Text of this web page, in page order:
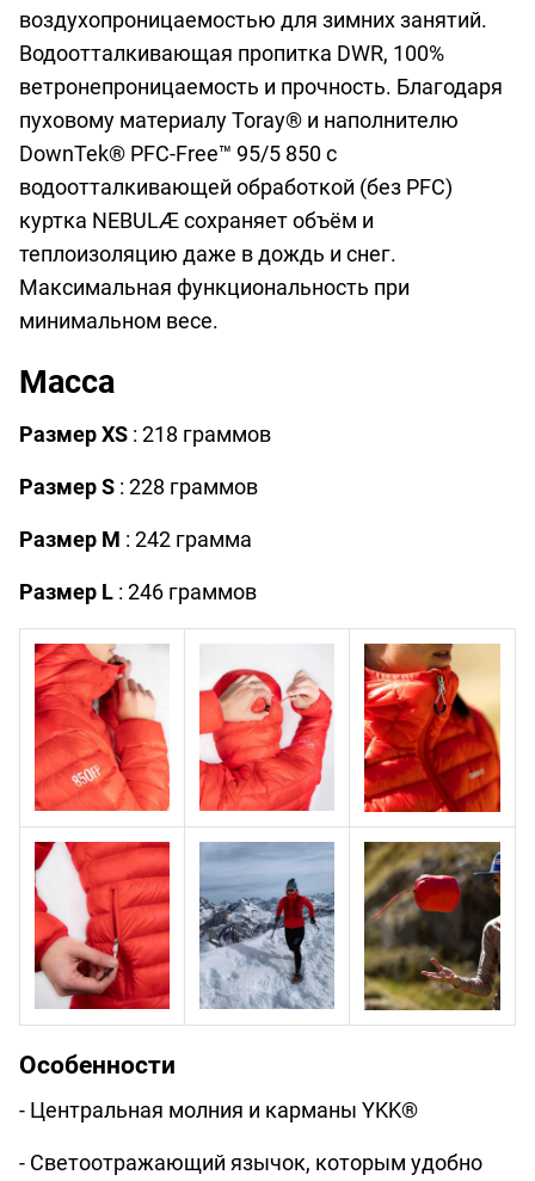
воздухопроницаемостью для зимних занятий.
Водоотталкивающая пропитка DWR, 100%
ветронепроницаемость и прочность. Благодаря
пуховому материалу Toray® и наполнителю
DownTek® PFC-Free™ 95/5 850 с
водоотталкивающей обработкой (без PFC)
куртка NEBULÆ сохраняет объём и
теплоизоляцию даже в дождь и снег.
Максимальная функциональность при
минимальном весе.
Масса
Размер XS : 218 граммов
Размер S : 228 граммов
Размер M : 242 грамма
Размер L : 246 граммов
Особенности
- Центральная молния и карманы YKK®
- Светоотражающий язычок, которым удобно